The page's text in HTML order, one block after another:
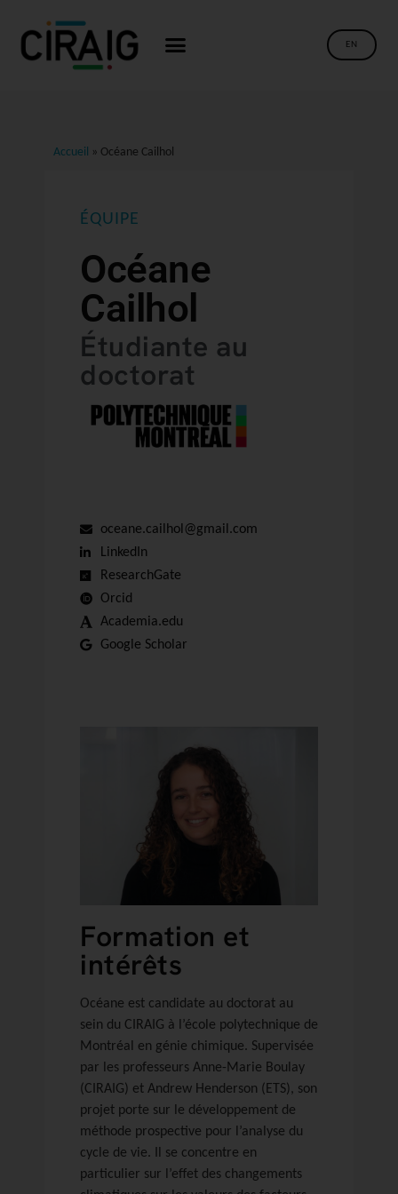
EN
Accueil » Océane Cailhol
ÉQUIPE
Océane
Cailhol
Étudiante au
doctorat
oceane.cailhol@gmail.com
LinkedIn
ResearchGate
Orcid
Academia.edu
Google Scholar
Formation et
intérêts
Océane est candidate au doctorat au
sein du CIRAIG à l’école polytechnique de
Montréal en génie chimique. Supervisée
par les professeurs Anne-Marie Boulay
(CIRAIG) et Andrew Henderson (ETS), son
projet porte sur le développement de
méthode prospective pour l’analyse du
cycle de vie. Il se concentre en
particulier sur l’effet des changements